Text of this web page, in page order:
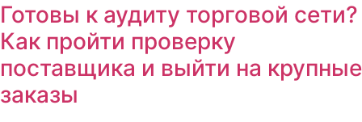
Готовы к аудиту торговой сети?
Как пройти проверку
поставщика и выйти на крупные
заказы